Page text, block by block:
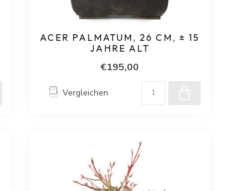
ACER PALMATUM, 26 CM, ± 15
JAHRE ALT
€195,00
Vergleichen